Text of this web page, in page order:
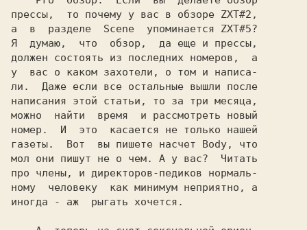
прессы,  то почему у вас в обзоре ZXT#2,
а  в  разделе  Scene  упоминается ZXT#5?
Я  думаю,  что  обзор,  да еще и прессы,
должен состоять из последних номеров,  а
у  вас о каком захотели, о том и написа-
ли.  Даже если все остальные вышли после
написания этой статьи, то за три месяца,
можно  найти  время  и рассмотреть новый
номер.  И  это  касается не только нашей
газеты.  Вот  вы пишете насчет Body, что
мол они пишут не о чем. А у вас?  Читать
про члены, и директоров-педиков нормаль-
ному  человеку  как минимум неприятно, а
иногда - аж  рыгать хочется.